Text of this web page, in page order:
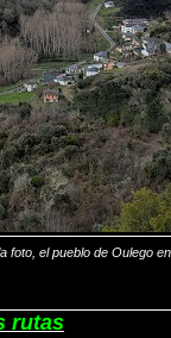
foto, el pueblo de Oulego
rutas